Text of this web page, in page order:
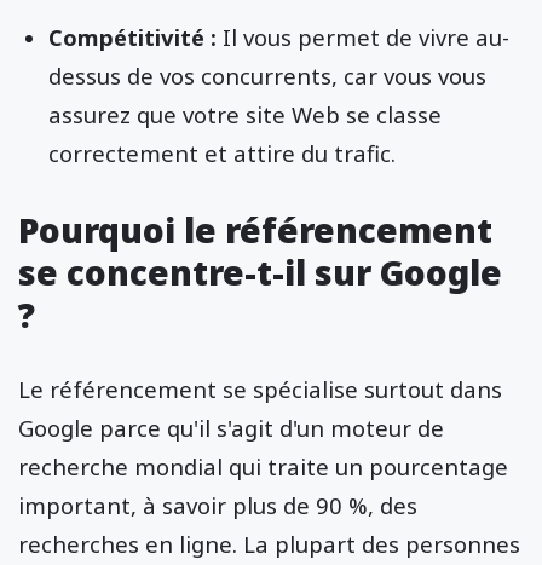
Compétitivité : Il vous permet de vivre au-
dessus de vos concurrents, car vous vous
assurez que votre site Web se classe
correctement et attire du trafic.
Pourquoi le référencement
se concentre-t-il sur Google
?
Le référencement se spécialise surtout dans
Google parce qu'il s'agit d'un moteur de
recherche mondial qui traite un pourcentage
important, à savoir plus de 90 %, des
recherches en ligne. La plupart des personnes